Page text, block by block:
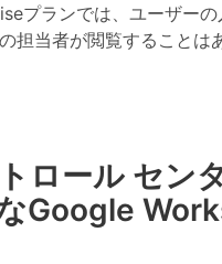
プランでは、ユーザーの
担当者が閲覧することは
ロール セン
Google